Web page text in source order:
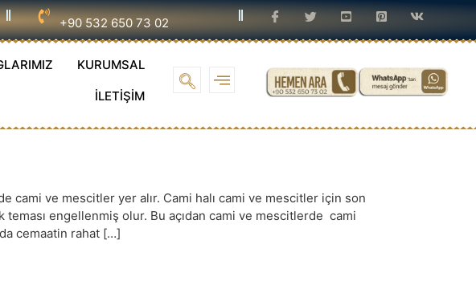
+90 532 650 73 02
KURUMSAL
İLETİŞİM
ve mescitler yer alır. Cami halı cami ve mescitler için son
engellenmiş olur. Bu açıdan cami ve mescitlerde cami
cemaatin rahat […]